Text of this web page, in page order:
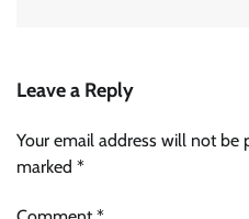
Leave a Reply
Your email address will not be
marked *